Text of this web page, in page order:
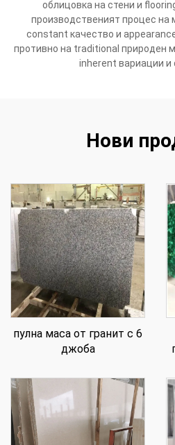
облицовка на стени и
производственият процес на
constant качество и
противно на traditional природен
inherent вариации и
Нови
пулна маса от гранит с 6
джоба